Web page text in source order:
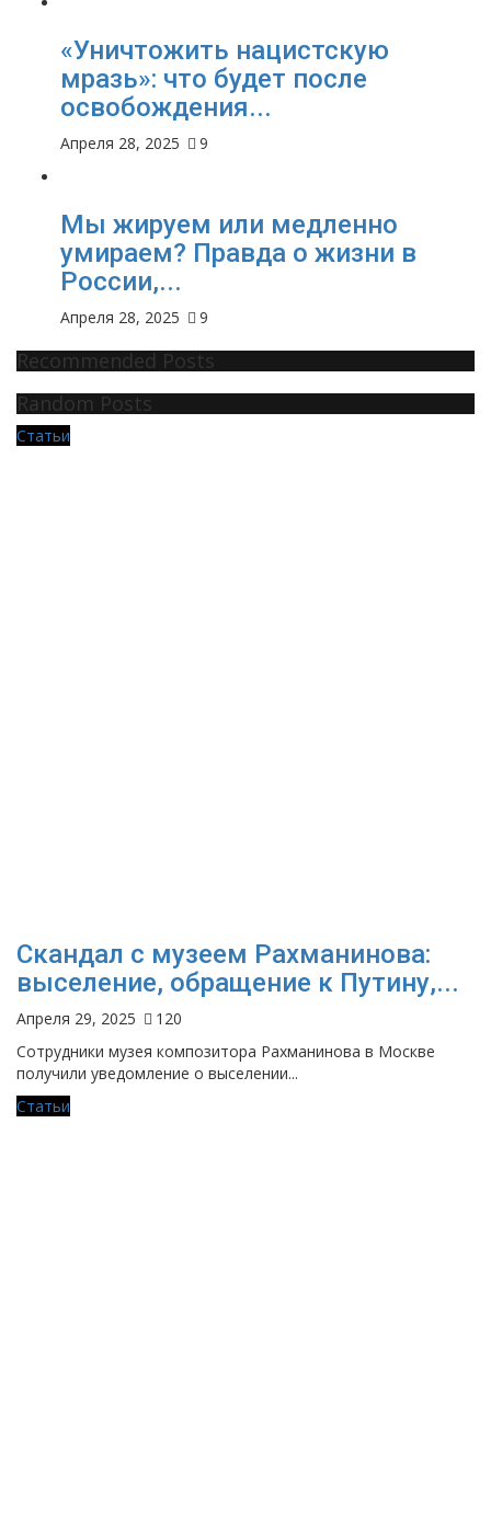
«Уничтожить нацистскую
мразь»: что будет после
освобождения...
Апреля 28, 2025 9
Мы жируем или медленно
умираем? Правда о жизни в
России,...
Апреля 28, 2025 9
Recommended Posts
Random Posts
Статьи
Скандал с музеем Рахманинова:
выселение, обращение к Путину,...
Апреля 29, 2025
120
Сотрудники музея композитора Рахманинова в Москве
получили уведомление о выселении...
Статьи